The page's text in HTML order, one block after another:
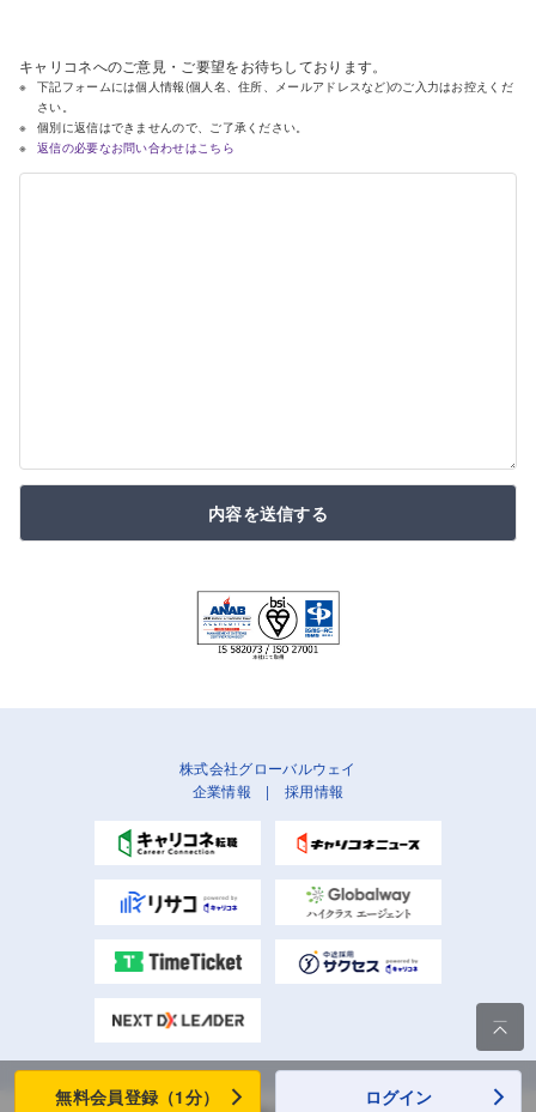
キャリコネへのご意見・ご要望をお待ちしております。
下記フォームには個人情報(個人名、住所、メールアドレスなど)のご入力はお控えくだ
さい。
個別に返信はできませんので、ご了承ください。
返信の必要なお問い合わせはこちら
内容を送信する
株式会社グローバルウェイ
企業情報 | 採用情報

無料会員登録（1分） ログイン